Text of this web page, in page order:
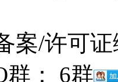
案/许可
群： 6群